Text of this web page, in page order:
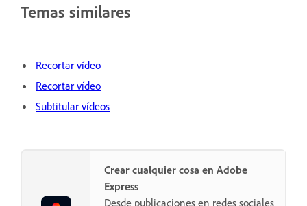
Temas similares
Recortar vídeo
Recortar vídeo
Subtitular vídeos
Crear cualquier cosa en Adobe
Express
Desde publicaciones en redes sociales